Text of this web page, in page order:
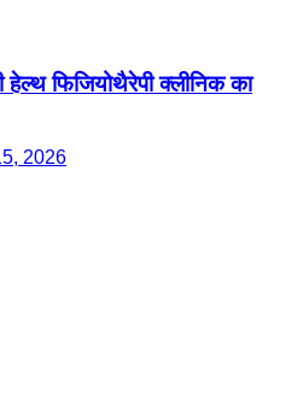
फिजियोथैरेपी क्लीनिक का
2026